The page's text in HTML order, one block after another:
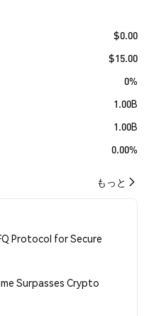
$0.00
$15.00
0%
1.00B
1.00B
0.00%
もっと
Protocol for Secure
Surpasses Crypto